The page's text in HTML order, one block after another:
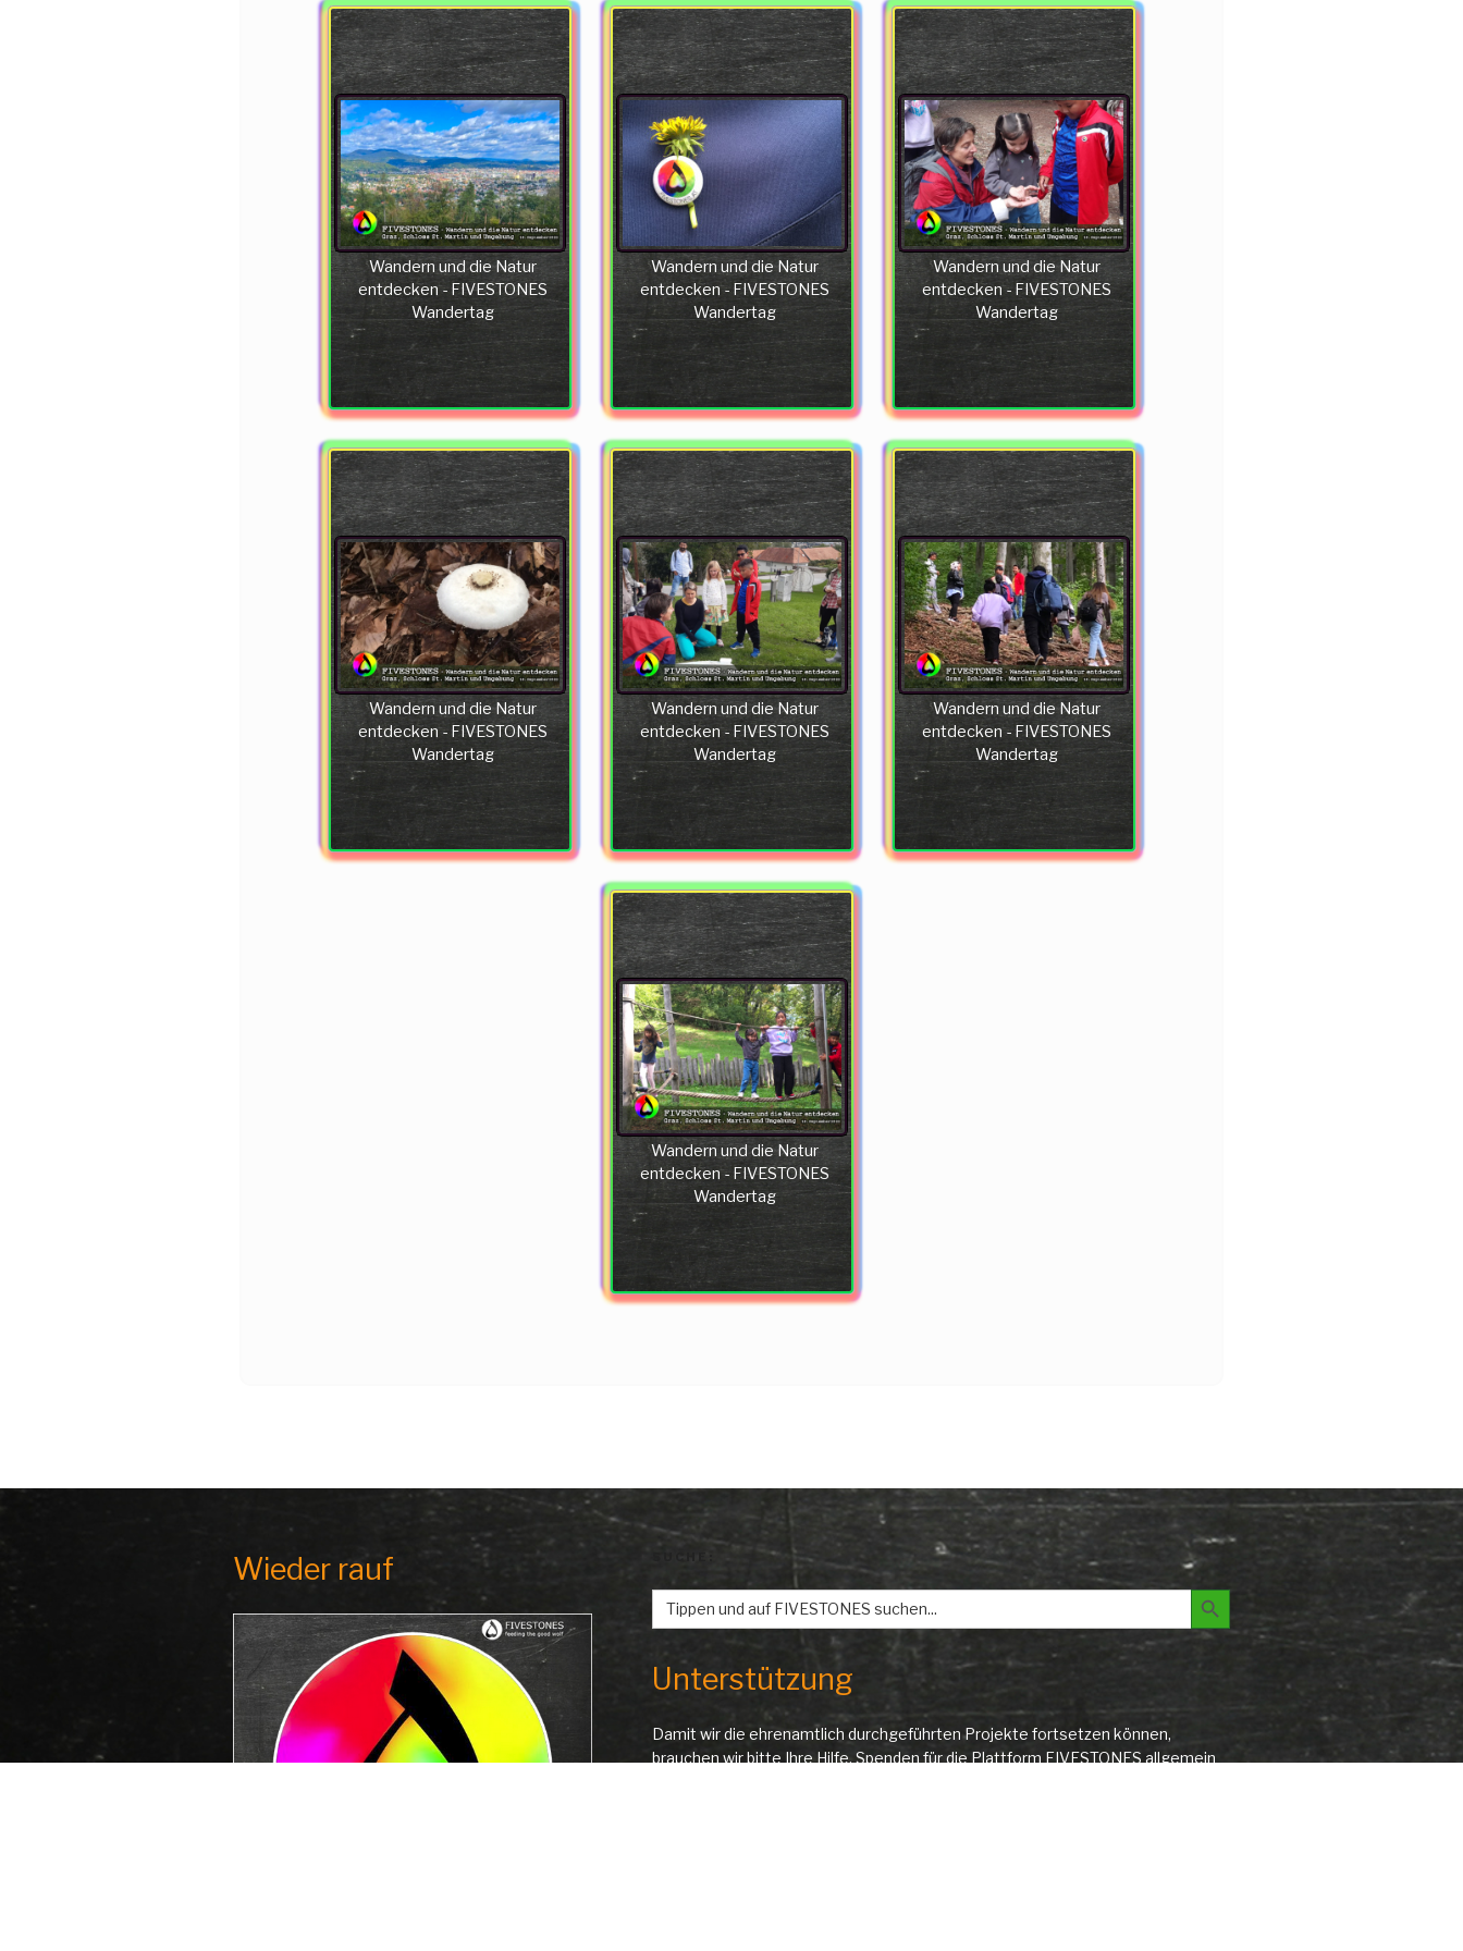
Wandern und die Natur
entdecken - FIVESTONES
Wandertag
Wandern und die Natur
entdecken - FIVESTONES
Wandertag
Wandern und die Natur
entdecken - FIVESTONES
Wandertag
Wandern und die Natur
entdecken - FIVESTONES
Wandertag
Wandern und die Natur
entdecken - FIVESTONES
Wandertag
Wandern und die Natur
entdecken - FIVESTONES
Wandertag
Wandern und die Natur
entdecken - FIVESTONES
Wandertag
Wieder rauf
Search
for:
Search Button
Unterstützung
Damit wir die ehrenamtlich durchgeführten Projekte fortsetzen können,
brauchen wir bitte Ihre Hilfe. Spenden für die Plattform FIVESTONES allgemein